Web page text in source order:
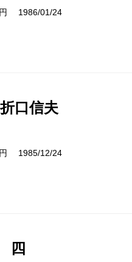
1986/01/24
口信夫
1985/12/24
四